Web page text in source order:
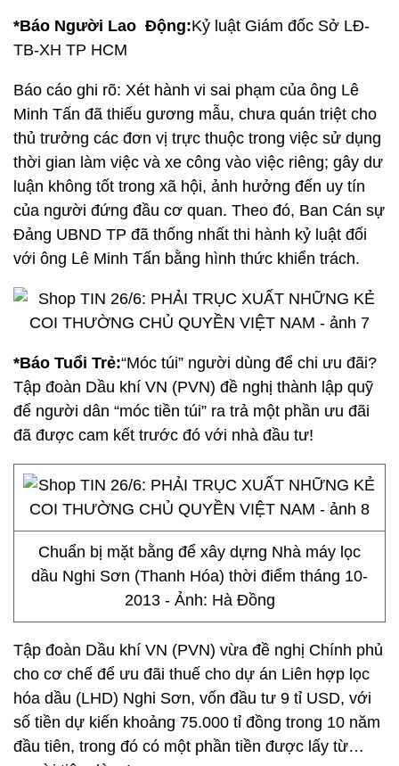
*Báo Người Lao Động:Kỷ luật Giám đốc Sở LĐ-
TB-XH TP HCM
Báo cáo ghi rõ: Xét hành vi sai phạm của ông Lê
Minh Tấn đã thiếu gương mẫu, chưa quán triệt cho
thủ trưởng các đơn vị trực thuộc trong việc sử dụng
thời gian làm việc và xe công vào việc riêng; gây dư
luận không tốt trong xã hội, ảnh hưởng đến uy tín
của người đứng đầu cơ quan. Theo đó, Ban Cán sự
Đảng UBND TP đã thống nhất thi hành kỷ luật đối
với ông Lê Minh Tấn bằng hình thức khiển trách.
*Báo Tuổi Trẻ:“Móc túi” người dùng để chi ưu đãi?
Tập đoàn Dầu khí VN (PVN) đề nghị thành lập quỹ
để người dân “móc tiền túi” ra trả một phần ưu đãi
đã được cam kết trước đó với nhà đầu tư!
Chuẩn bị mặt bằng để xây dựng Nhà máy lọc
dầu Nghi Sơn (Thanh Hóa) thời điểm tháng 10-
2013 - Ảnh: Hà Đồng
Tập đoàn Dầu khí VN (PVN) vừa đề nghị Chính phủ
cho cơ chế để ưu đãi thuế cho dự án Liên hợp lọc
hóa dầu (LHD) Nghi Sơn, vốn đầu tư 9 tỉ USD, với
số tiền dự kiến khoảng 75.000 tỉ đồng trong 10 năm
đầu tiên, trong đó có một phần tiền được lấy từ…